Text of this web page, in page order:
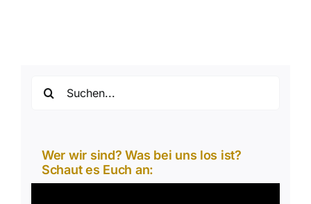
nach:
Wer wir sind? Was bei uns los ist?
Schaut es Euch an: